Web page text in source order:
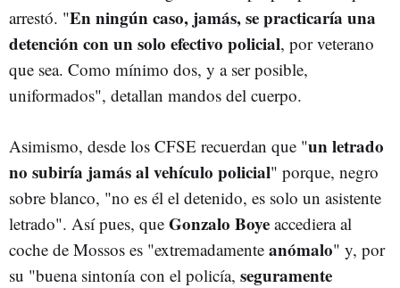
arrestó. "En ningún caso, jamás, se practicaría una
detención con un solo efectivo policial, por veterano
que sea. Como mínimo dos, y a ser posible,
uniformados", detallan mandos del cuerpo.
Asimismo, desde los CFSE recuerdan que "un letrado
no subiría jamás al vehículo policial" porque, negro
sobre blanco, "no es él el detenido, es solo un asistente
letrado". Así pues, que Gonzalo Boye accediera al
coche de Mossos es "extremadamente anómalo" y, por
su "buena sintonía con el policía, seguramente